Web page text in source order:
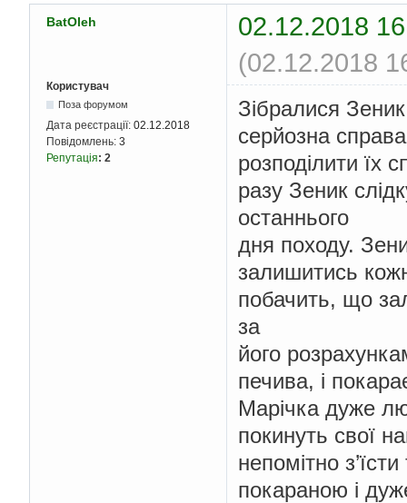
BatOleh
02.12.2018
(02.12.2018
Користувач
Поза форумом
Дата реєстрації: 02.12.2018
Повідомлень: 3
Репутація: 2
Зібралися
серйозна
розподілити їх
разу Зеник
останнього
дня походу.
залишитись
побачить, що
за
його
печива, і
Марічка дуже
покинуть свої
непомітно
покараною і